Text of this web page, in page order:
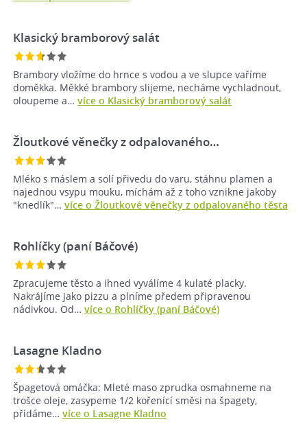
Klasický bramborový salát
Brambory vložíme do hrnce s vodou a ve slupce vaříme
doměkka. Měkké brambory slijeme, necháme vychladnout,
oloupeme a… více o Klasický bramborový salát
Žloutkové věnečky z odpalovaného…
Mléko s máslem a solí přivedu do varu, stáhnu plamen a
najednou vsypu mouku, míchám až z toho vznikne jakoby
"knedlík"… více o Žloutkové věnečky z odpalovaného těsta
Rohlíčky (paní Báčové)
Zpracujeme těsto a ihned vyválíme 4 kulaté placky.
Nakrájíme jako pizzu a plníme předem připravenou
nádivkou. Od… více o Rohlíčky (paní Báčové)
Lasagne Kladno
Špagetová omáčka: Mleté maso zprudka osmahneme na
trošce oleje, zasypeme 1/2 kořenící směsi na špagety,
přidáme… více o Lasagne Kladno